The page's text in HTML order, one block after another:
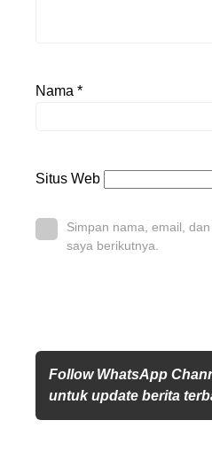
Nama *
Situs Web
Simpan nama, email,
saya berikutnya.
Follow WhatsApp
untuk update berita